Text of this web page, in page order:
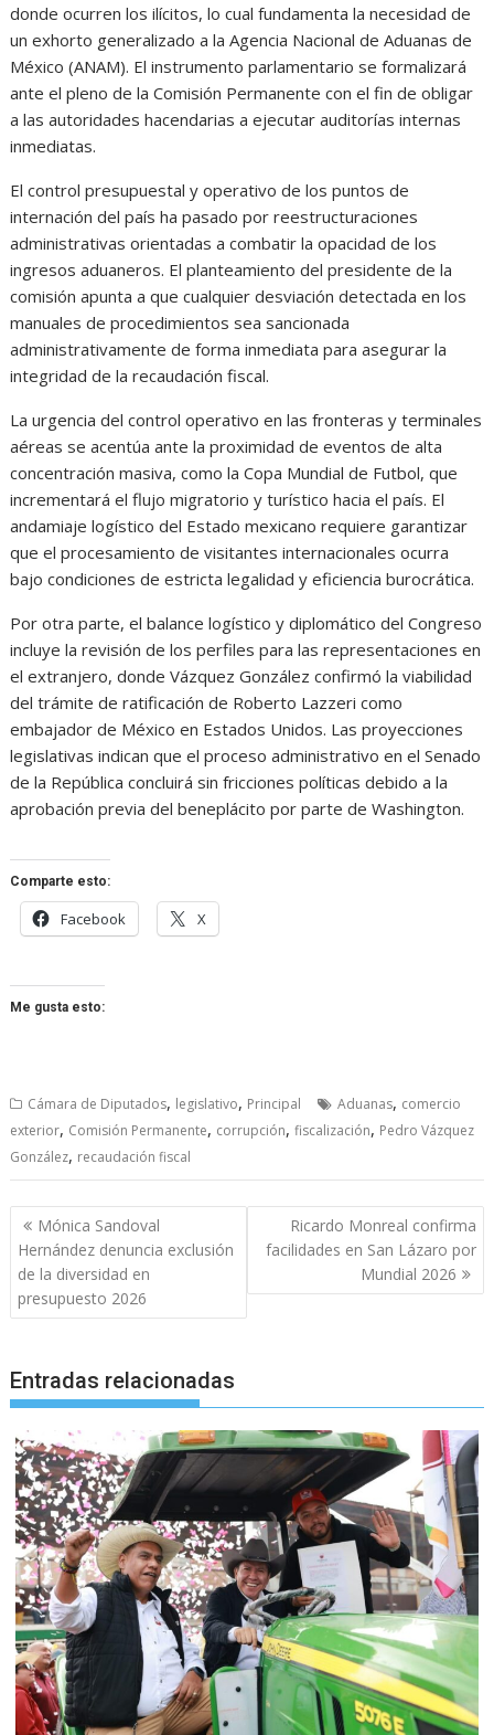
donde ocurren los ilícitos, lo cual fundamenta la necesidad de
un exhorto generalizado a la Agencia Nacional de Aduanas de
México (ANAM). El instrumento parlamentario se formalizará
ante el pleno de la Comisión Permanente con el fin de obligar
a las autoridades hacendarias a ejecutar auditorías internas
inmediatas.
El control presupuestal y operativo de los puntos de
internación del país ha pasado por reestructuraciones
administrativas orientadas a combatir la opacidad de los
ingresos aduaneros. El planteamiento del presidente de la
comisión apunta a que cualquier desviación detectada en los
manuales de procedimientos sea sancionada
administrativamente de forma inmediata para asegurar la
integridad de la recaudación fiscal.
La urgencia del control operativo en las fronteras y terminales
aéreas se acentúa ante la proximidad de eventos de alta
concentración masiva, como la Copa Mundial de Futbol, que
incrementará el flujo migratorio y turístico hacia el país. El
andamiaje logístico del Estado mexicano requiere garantizar
que el procesamiento de visitantes internacionales ocurra
bajo condiciones de estricta legalidad y eficiencia burocrática.
Por otra parte, el balance logístico y diplomático del Congreso
incluye la revisión de los perfiles para las representaciones en
el extranjero, donde Vázquez González confirmó la viabilidad
del trámite de ratificación de Roberto Lazzeri como
embajador de México en Estados Unidos. Las proyecciones
legislativas indican que el proceso administrativo en el Senado
de la República concluirá sin fricciones políticas debido a la
aprobación previa del beneplácito por parte de Washington.
Comparte esto:
Facebook X
Me gusta esto:
Cámara de Diputados, legislativo, Principal Aduanas, comercio
exterior, Comisión Permanente, corrupción,fiscalización, Pedro Vázquez
González, recaudación fiscal
Navegación
de
entradas
Mónica Sandoval
Hernández denuncia exclusión
de la diversidad en
presupuesto 2026
Ricardo Monreal confirma
facilidades en San Lázaro por
Mundial 2026
Entradas relacionadas